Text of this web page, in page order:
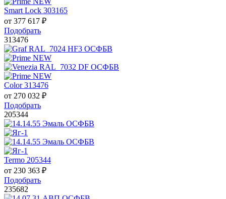
Smart Lock 303165
от 377 617 ₽
Подобрать
313476
Color 313476
от 270 032 ₽
Подобрать
205344
Termo 205344
от 230 363 ₽
Подобрать
235682